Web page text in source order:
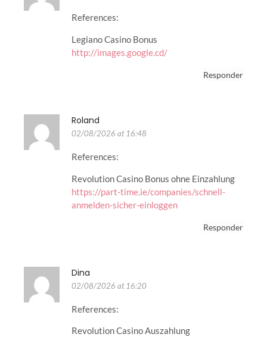
References:
Legiano Casino Bonus
http://images.google.cd/
Responder
Roland
02/08/2026 at 16:48
References:
Revolution Casino Bonus ohne Einzahlung
https://part-time.ie/companies/schnell-
anmelden-sicher-einloggen
Responder
Dina
02/08/2026 at 16:20
References:
Revolution Casino Auszahlung